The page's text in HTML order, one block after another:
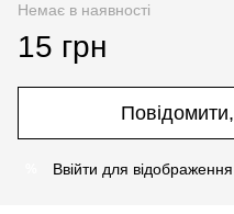
Немає в наявності
15 грн
Ввійти для